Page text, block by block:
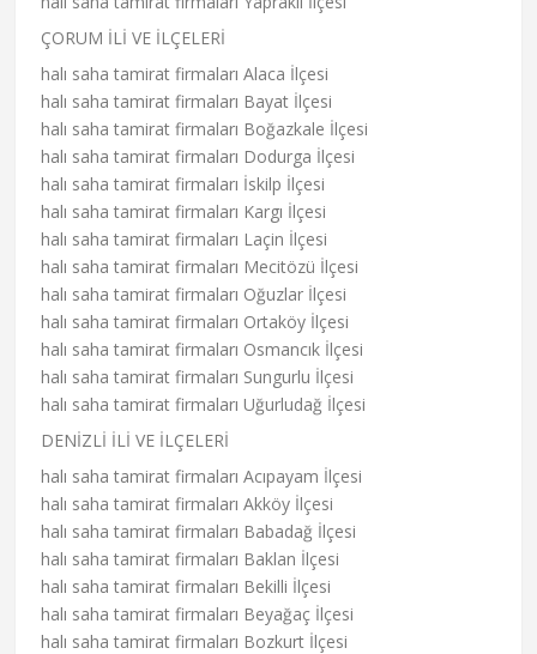
ÇORUM İLİ VE İLÇELERİ
halı saha tamirat firmaları Alaca İlçesi
halı saha tamirat firmaları Bayat İlçesi
halı saha tamirat firmaları Boğazkale İlçesi
halı saha tamirat firmaları Dodurga İlçesi
halı saha tamirat firmaları İskilp İlçesi
halı saha tamirat firmaları Kargı İlçesi
halı saha tamirat firmaları Laçin İlçesi
halı saha tamirat firmaları Mecitözü İlçesi
halı saha tamirat firmaları Oğuzlar İlçesi
halı saha tamirat firmaları Ortaköy İlçesi
halı saha tamirat firmaları Osmancık İlçesi
halı saha tamirat firmaları Sungurlu İlçesi
halı saha tamirat firmaları Uğurludağ İlçesi
DENİZLİ İLİ VE İLÇELERİ
halı saha tamirat firmaları Acıpayam İlçesi
halı saha tamirat firmaları Akköy İlçesi
halı saha tamirat firmaları Babadağ İlçesi
halı saha tamirat firmaları Baklan İlçesi
halı saha tamirat firmaları Bekilli İlçesi
halı saha tamirat firmaları Beyağaç İlçesi
halı saha tamirat firmaları Bozkurt İlçesi